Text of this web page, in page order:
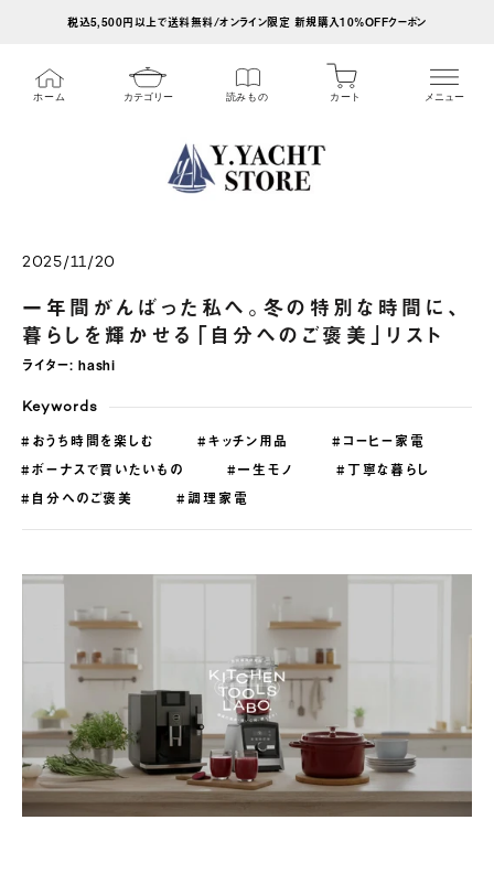
税込5,500円以上で送料無料/オンライン限定 新規購入10%OFFクーポン
ホーム カテゴリー 読みもの カート メニュー
2025/11/20
一年間がんばった私へ。冬の特別な時間に、
暮らしを輝かせる「自分へのご褒美」リスト
ライター: hashi
Keywords
#おうち時間を楽しむ #キッチン用品
#コーヒー家電
#ボーナスで買いたいもの
#一生モノ
#丁寧な暮らし
#自分へのご褒美
#調理家電